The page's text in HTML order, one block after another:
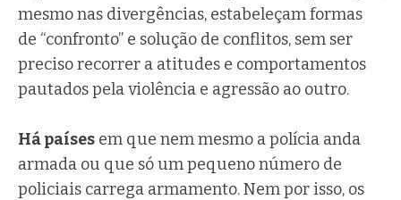
mesmo nas divergências, estabeleçam formas
de “confronto” e solução de conflitos, sem ser
preciso recorrer a atitudes e comportamentos
pautados pela violência e agressão ao outro.
Há países em que nem mesmo a polícia anda
armada ou que só um pequeno número de
policiais carrega armamento. Nem por isso, os